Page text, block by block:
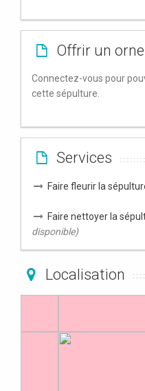
Offrir un
Connectez-vous pour
cette sépulture.
Services
Faire fleurir la
Faire nettoyer la
disponible)
Localisation